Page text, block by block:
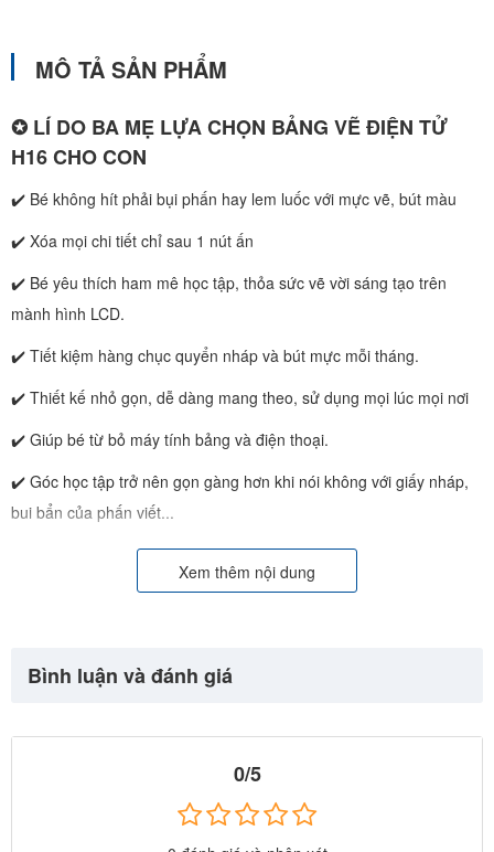
MÔ TẢ SẢN PHẨM
✪ LÍ DO BA MẸ LỰA CHỌN BẢNG VẼ ĐIỆN TỬ
H16 CHO CON
✔️ Bé không hít phải bụi phấn hay lem luốc với mực vẽ, bút màu
✔️ Xóa mọi chi tiết chỉ sau 1 nút ấn
✔️ Bé yêu thích ham mê học tập, thỏa sức vẽ vời sáng tạo trên
mành hình LCD.
✔️ Tiết kiệm hàng chục quyển nháp và bút mực mỗi tháng.
✔️ Thiết kế nhỏ gọn, dễ dàng mang theo, sử dụng mọi lúc mọi nơi
✔️ Giúp bé từ bỏ máy tính bảng và điện thoại.
✔️ Góc học tập trở nên gọn gàng hơn khi nói không với giấy nháp,
bui bẩn của phấn viết...
✔️ Màn hình LCD chịu được va đập mạnh.
✔️ Sử dụng nhiều lần mà không cần sạc hay cắm điện, an toàn cho
- Sản phẩm được cải tiến khác biệt với các sản phẩm khác trên thị
xanh , chống lóa, không có đèn nền, không gây kích ứng mắt, bảo
- Kích thước mặt bảng siêu lớn để trí tưởng tượng của bé không bị
Xem thêm nội dung
Bình luận và đánh giá
0/5